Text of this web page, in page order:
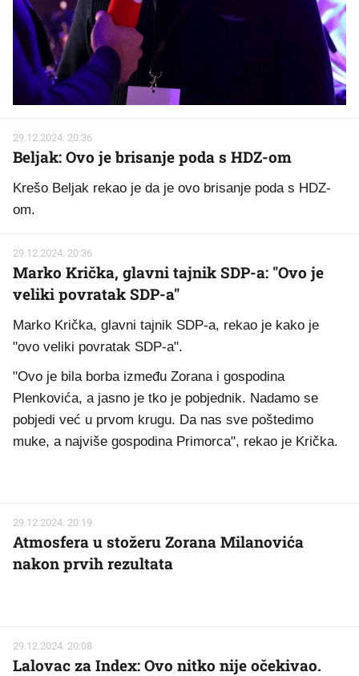
29.12.2024. 20:36
Beljak: Ovo je brisanje poda s HDZ-om
Krešo Beljak rekao je da je ovo brisanje poda s HDZ-
om.
29.12.2024. 20:36
Marko Krička, glavni tajnik SDP-a: "Ovo je
veliki povratak SDP-a"
Marko Krička, glavni tajnik SDP-a, rekao je kako je
"ovo veliki povratak SDP-a".
"Ovo je bila borba između Zorana i gospodina
Plenkovića, a jasno je tko je pobjednik. Nadamo se
pobjedi već u prvom krugu. Da nas sve poštedimo
muke, a najviše gospodina Primorca", rekao je Krička.
29.12.2024. 20:19
Atmosfera u stožeru Zorana Milanovića
nakon prvih rezultata
29.12.2024. 20:08
Lalovac za Index: Ovo nitko nije očekivao.